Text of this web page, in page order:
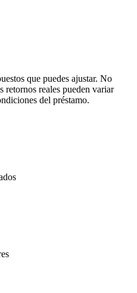
que puedes ajustar. No
retornos reales pueden variar
del préstamo.